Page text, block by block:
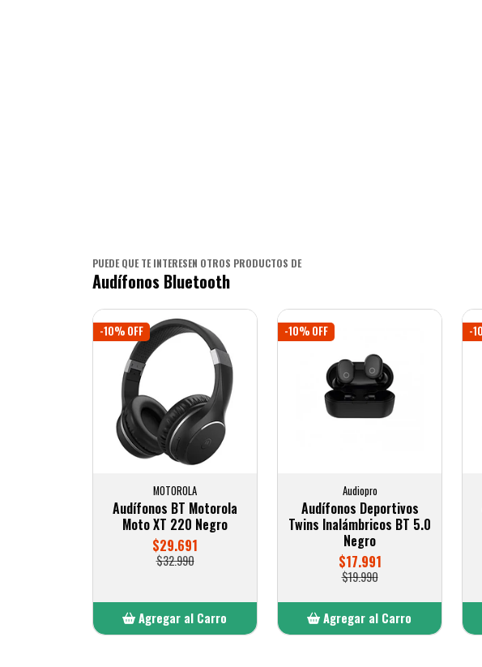
PUEDE QUE TE INTERESEN OTROS PRODUCTOS DE
Audífonos Bluetooth
-10% OFF
MOTOROLA
Audífonos BT Motorola
Moto XT 220 Negro
$29.691
$32.990
Agregar al Carro
-10% OFF
Audiopro
Audífonos Deportivos
Twins Inalámbricos BT 5.0
Negro
$17.991
$19.990
Agregar al Carro
-